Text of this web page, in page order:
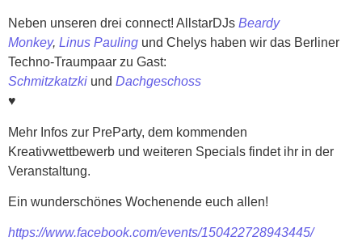
Neben unseren drei connect! AllstarDJs Beardy
Monkey, Linus Pauling und Chelys haben wir das Berliner
Techno-Traumpaar zu Gast:
Schmitzkatzki und Dachgeschoss
♥
Mehr Infos zur PreParty, dem kommenden
Kreativwettbewerb und weiteren Specials findet ihr in der
Veranstaltung.
Ein wunderschönes Wochenende euch allen!
https://www.facebook.com/events/150422728943445/